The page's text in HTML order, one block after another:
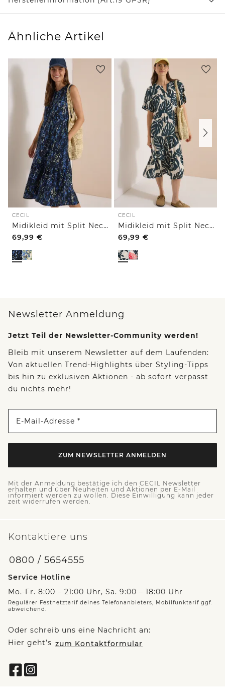
Ähnliche Artikel
CECIL
Midikleid mit Split Neck und Print
69,99 €
CECIL
Midikleid mit Split Neck und Print
69,99 €
Newsletter Anmeldung
Jetzt Teil der Newsletter-Community werden!
Bleib mit unserem Newsletter auf dem Laufenden:
Von aktuellen Trend-Highlights über Styling-Tipps
bis hin zu exklusiven Aktionen - ab sofort verpasst
du nichts mehr!
E-Mail-Adresse *
ZUM NEWSLETTER ANMELDEN
Mit der Anmeldung bestätige ich den CECIL Newsletter
erhalten und über Neuheiten und Aktionen per E-Mail
informiert werden zu wollen. Diese Einwilligung kann jeder
zeit widerrufen werden.
Kontaktiere uns
0800 / 5654555
Service Hotline
Mo.-Fr. 8:00 – 21:00 Uhr, Sa. 9:00 – 18:00 Uhr
Regulärer Festnetztarif deines Telefonanbieters, Mobilfunktarif ggf.
abweichend.
Oder schreib uns eine Nachricht an:
Hier geht’s zum Kontaktformular